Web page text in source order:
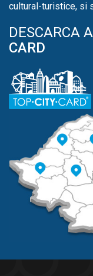
cultural-turistice, si
DESCARCA
CARD